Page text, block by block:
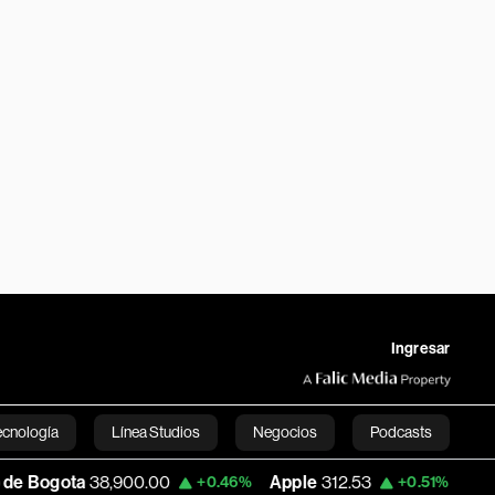
Ingresar
Línea Studios Negocios Podcasts
English+0.46% Apple 312.53 +0.51% USD COP